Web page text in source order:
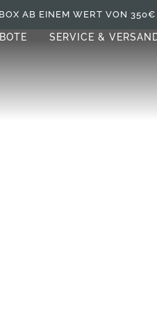
AB EINEM WERT VON 350€
SERVICE &